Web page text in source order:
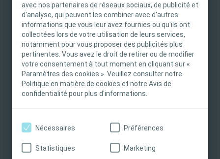
avec nos partenaires de réseaux sociaux, de publicité et
d'analyse, qui peuvent les combiner avec d'autres
informations que vous leur avez fournies ou qu'ils ont
collectées lors de votre utilisation de leurs services,
notamment pour vous proposer des publicités plus
pertinentes. Vous avez le droit de retirer ou de modifier
votre consentement à tout moment en cliquant sur «
Paramètres des cookies ». Veuillez consulter notre
Politique en matière de cookies et notre Avis de
confidentialité pour plus d'informations.
Nécessaires Préférences
Statistiques Marketing
Ce site est destiné uniquement aux
professionnels de santé français tels que définis
dans le Code de la santé publique français. Le
contenu du site est destiné à l’information et
l’éducation et peut ne pas être adapté à toutes
les juridictions. Coloplast ne fournit pas de
conseils médicaux. Le professionnel de santé est
seul responsable du choix du traitement pour les
les instructions d'utilisation, contre-indications,
consulter le mode d'emploi (IFU) du produit avant
Commencer le module
Durée
60 mins
Endorsed by:EWMA
Soin des plaies
Module d’informations
facteurs susceptibles d’affecter la fonction « barrière cutanée ».
À la fin de ce module, vous serez capable de: